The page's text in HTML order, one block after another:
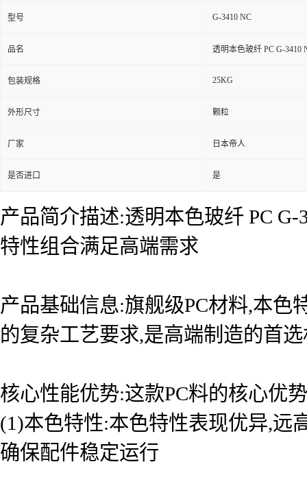
型号 G-3410 NC
品名 透明本色玻纤 PC G-3410
包装规格 25KG
外形尺寸 颗粒
厂家 日本帝人
是否进口 是
产品简介描述:透明本色玻纤 PC
特性组合满足高端需求
产品基础信息:旗舰级PC材料,本色
的复杂工艺要求,是高端制造的首
核心性能优势:这款PC料的核心优
(1)本色特性:本色特性表现优异,远
确保配件稳定运行